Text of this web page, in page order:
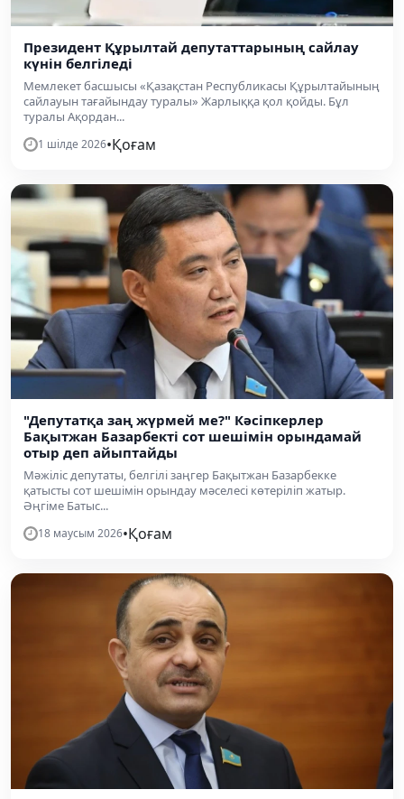
Президент Құрылтай депутаттарының сайлау
күнін белгіледі
Мемлекет басшысы «Қазақстан Республикасы Құрылтайының
сайлауын тағайындау туралы» Жарлыққа қол қойды. Бұл
туралы Ақордан...
1 шілде 2026•Қоғам
"Депутатқа заң жүрмей ме?" Кәсіпкерлер
Бақытжан Базарбекті сот шешімін орындамай
отыр деп айыптайды
Мәжіліс депутаты, белгілі заңгер Бақытжан Базарбекке
қатысты сот шешімін орындау мәселесі көтеріліп жатыр.
Әңгіме Батыс...
18 маусым 2026•Қоғам